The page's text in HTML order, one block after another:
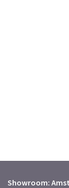
Showroom: